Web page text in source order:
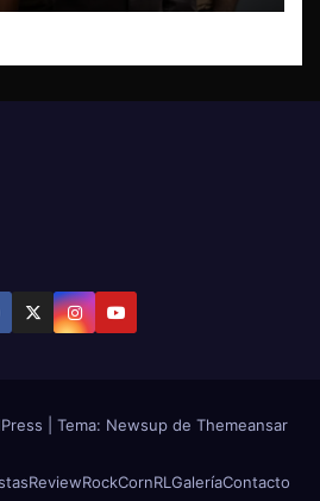
Tema: Newsup de Themeansar
ReviewRockCornRL GaleríaContacto